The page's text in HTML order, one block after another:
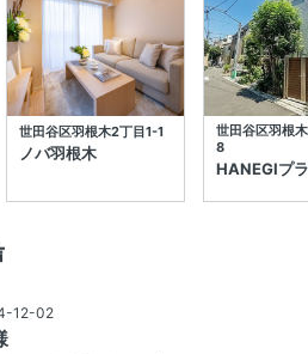
世田谷区羽根木2丁目1-1
ノバ羽根木
世田谷区羽根
8
HANEGIプ
12-02